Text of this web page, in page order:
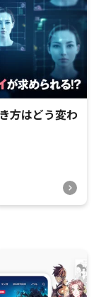
方はどう変わ